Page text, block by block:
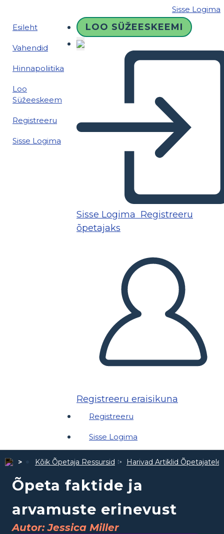
Sisse Logima
Esileht
Vahendid
Hinnapoliitika
Loo
Süžeeskeem
Registreeru
Sisse Logima
LOO SÜŽEESKEEMI
Sisse Logima Registreeru
õpetajaks
Registreeru eraisikuna
Registreeru
Sisse Logima
Kõik Õpetaja Ressursid Harivad Artiklid Õpetajatele
Õpeta faktide ja
arvamuste erinevust
Autor: Jessica Miller